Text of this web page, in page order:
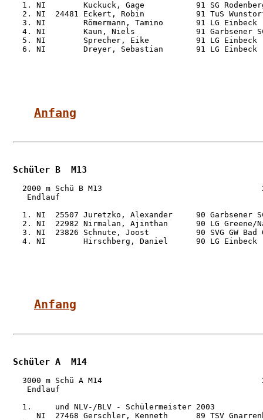
1. NI        Kuckuck, Gage           91 SG
2. NI  24481 Eckert, Robin           91 TuS
3. NI        Römermann, Tamino       91 LG Einbeck
4. NI        Kaun, Niels             91 Garbsener
5. NI        Sprecher, Eike          91 LG Einbeck
6. NI        Dreyer, Sebastian       91 LG Einbeck
Anfang
Schüler B  M13
2000 m Schü B M13
   Endlauf
1. NI  25507 Juretzko, Alexander     90 Garbsener
2. NI  22982 Nirmalan, Ajinthan      90 LG Greene/
3. NI  23826 Schnute, Joost          90 SVG GW Bad
4. NI        Hirschberg, Daniel      90 LG Einbeck
Anfang
Schüler A  M14
3000 m Schü A M14
   Endlauf
  1.     und NLV-/BLV - Schülermeister 2003
NI  27468 Gerschler, Kenneth      89 TSV